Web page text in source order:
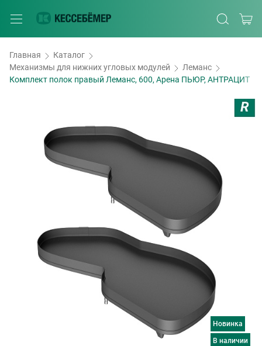
Главная
Каталог
Механизмы для нижних угловых модулей
Леманс
Комплект полок правый Леманс, 600, Арена ПЬЮР, АНТРАЦИТ
Новинка
в наличии